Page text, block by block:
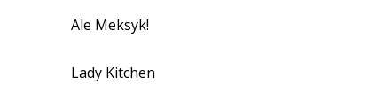
Ale Meksyk!
Lady Kitchen